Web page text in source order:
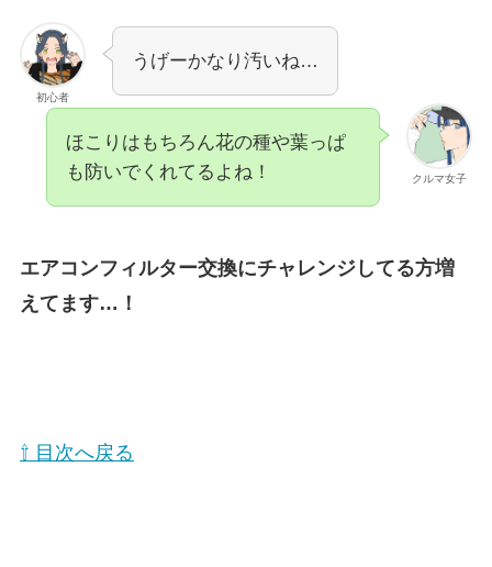
初心者
うげーかなり汚いね…
クルマ女子
ほこりはもちろん花の種や葉っぱ
も防いでくれてるよね！
エアコンフィルター交換にチャレンジしてる方増
えてます…！
⇧ 目次へ戻る